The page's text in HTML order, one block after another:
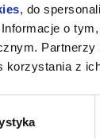
, do
o
Partnerzy
z ich